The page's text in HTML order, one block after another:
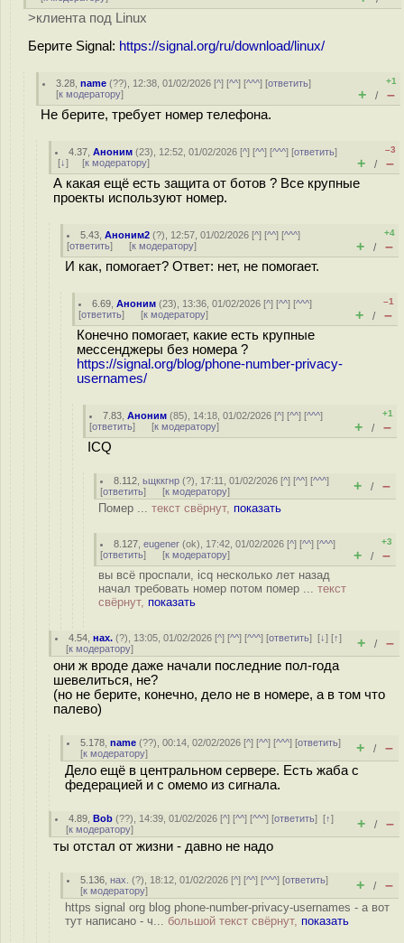
>клиента под Linux
Берите Signal: https://signal.org/ru/download/linux/
3.28 ,name (??), 12:38, 01/02/2026 [^] [^^] [^^^] [ответить]
[к модератору]
+1
+ / –
Не берите, требует номер телефона.
4.37 ,Аноним (23), 12:52, 01/02/2026 [^] [^^] [^^^] [ответить]
[↓] [к модератору]
–3
+ / –
А какая ещё есть защита от ботов ? Все крупные
проекты используют номер.
5.43 ,Аноним2 (?), 12:57, 01/02/2026 [^] [^^] [^^^]
[ответить] [к модератору]
+4
+ / –
И как, помогает? Ответ: нет, не помогает.
6.69 ,Аноним (23), 13:36, 01/02/2026 [^] [^^] [^^^]
[ответить] [к модератору]
–1
+ / –
Конечно помогает, какие есть крупные
мессенджеры без номера ?
https://signal.org/blog/phone-number-privacy-
usernames/
7.83 ,Аноним (85), 14:18, 01/02/2026 [^] [^^] [^^^]
[ответить] [к модератору]
+1
+ / –
ICQ
8.112 ,ьщккгнр (?), 17:11, 01/02/2026 [^] [^^] [^^^]
[ответить] [к модератору] + / –
Помер ... текст свёрнут, показать
8.127 ,eugener (ok), 17:42, 01/02/2026 [^] [^^] [^^^]
[ответить] [к модератору]
+3
+ / –
вы всё проспали, icq несколько лет назад
начал требовать номер потом помер ... текст
свёрнут, показать
4.54 ,нах. (?), 13:05, 01/02/2026 [^] [^^] [^^^] [ответить][↓] [↑]
[к модератору] + / –
они ж вроде даже начали последние пол-года
шевелиться, не?
(но не берите, конечно, дело не в номере, а в том что
палево)
5.178 ,name (??), 00:14, 02/02/2026 [^] [^^] [^^^] [ответить]
[к модератору] + / –
Дело ещё в центральном сервере. Есть жаба с
федерацией и с омемо из сигнала.
4.89 ,Bob (??), 14:39, 01/02/2026 [^] [^^] [^^^] [ответить][↑]
[к модератору] + / –
ты отстал от жизни - давно не надо
5.136 ,нах. (?), 18:12, 01/02/2026 [^] [^^] [^^^] [ответить]
[к модератору] + / –
https signal org blog phone-number-privacy-usernames - а вот
тут написано - ч... большой текст свёрнут, показать